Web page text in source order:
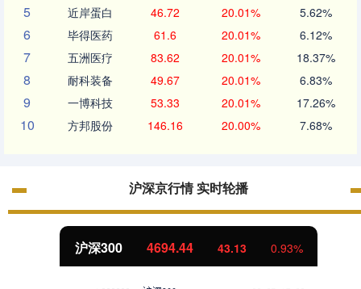
5 近岸蛋白 46.72 20.01% 5.62%
6 毕得医药 61.6 20.01% 6.12%
7 五洲医疗 83.62 20.01% 18.37%
8 耐科装备 49.67 20.01% 6.83%
9 一博科技 53.33 20.01% 17.26%
10 方邦股份 146.16 20.00% 7.68%
沪深京行情 实时轮播
北证50 1134.24 11.37 1.01%